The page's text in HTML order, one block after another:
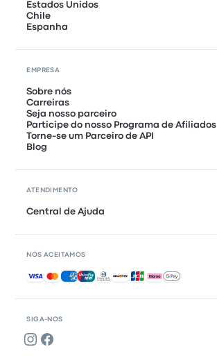
SIGA-NOS
Estados Unidos
Chile
Espanha
EMPRESA
Sobre nós
Carreiras
Seja nosso parceiro
Participe do nosso Programa de Afiliados
Torne-se um Parceiro de API
Blog
ATENDIMENTO
Central de Ajuda
NÓS ACEITAMOS
Pagamentos aceitos